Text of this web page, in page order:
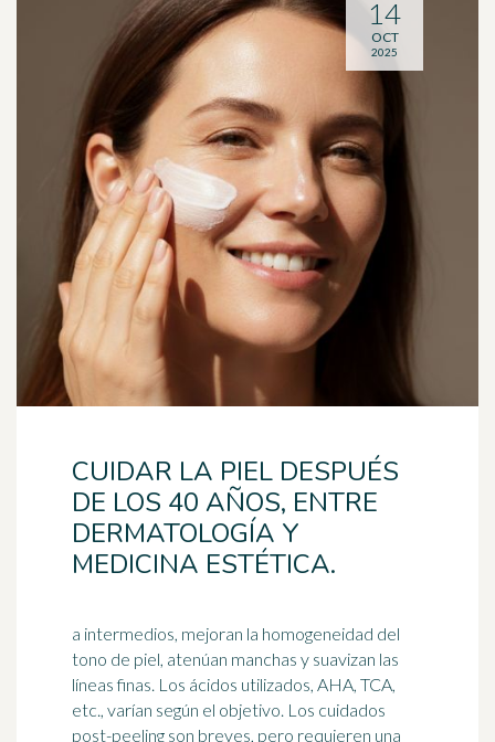
CUIDAR LA PIEL DESPUÉS
DE LOS 40 AÑOS, ENTRE
DERMATOLOGÍA Y
MEDICINA ESTÉTICA.
a intermedios, mejoran la homogeneidad del
tono de piel, atenúan manchas y suavizan las
líneas finas. Los ácidos utilizados, AHA, TCA,
etc., varían según el objetivo. Los cuidados
post-peeling son breves, pero requieren una
14
OCT
2025